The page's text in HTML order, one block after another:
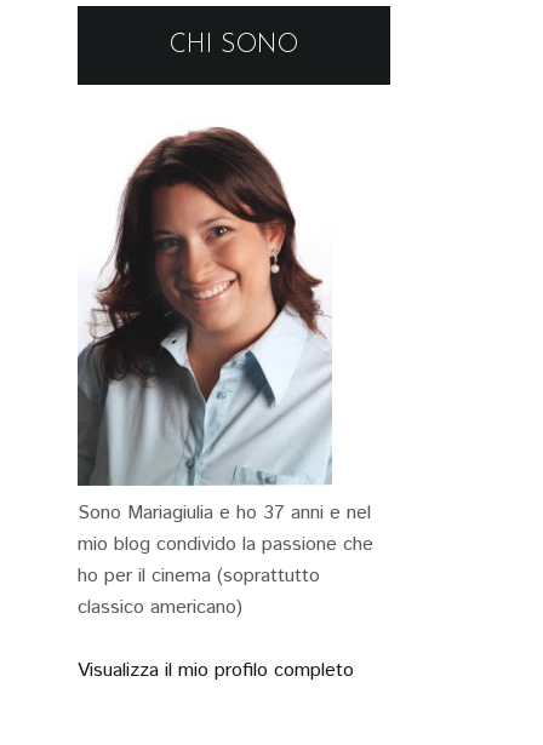
CHI SONO
Sono Mariagiulia e ho 37 anni e nel
mio blog condivido la passione che
ho per il cinema (soprattutto
classico americano)
Visualizza il mio profilo completo